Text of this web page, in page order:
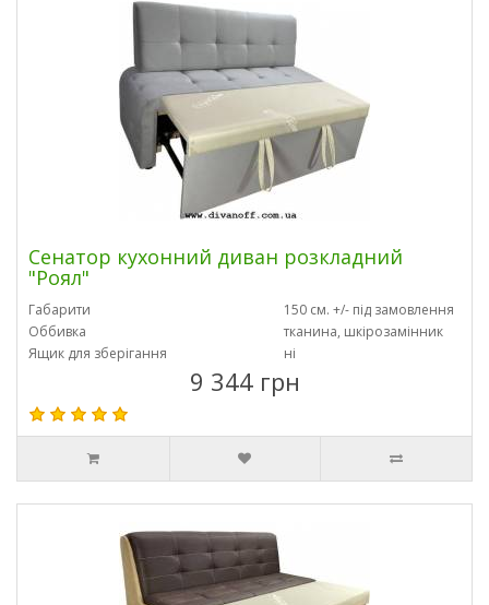
Сенатор кухонний диван розкладний
"Роял"
Габарити
150 см. +/- під замовлення
Оббивка
тканина, шкірозамінник
Ящик для зберігання
ні
9 344 грн